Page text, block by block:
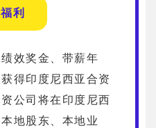
利
效奖金、带薪年
得印度尼西亚合资
公司将在印度尼西
地股东、本地业